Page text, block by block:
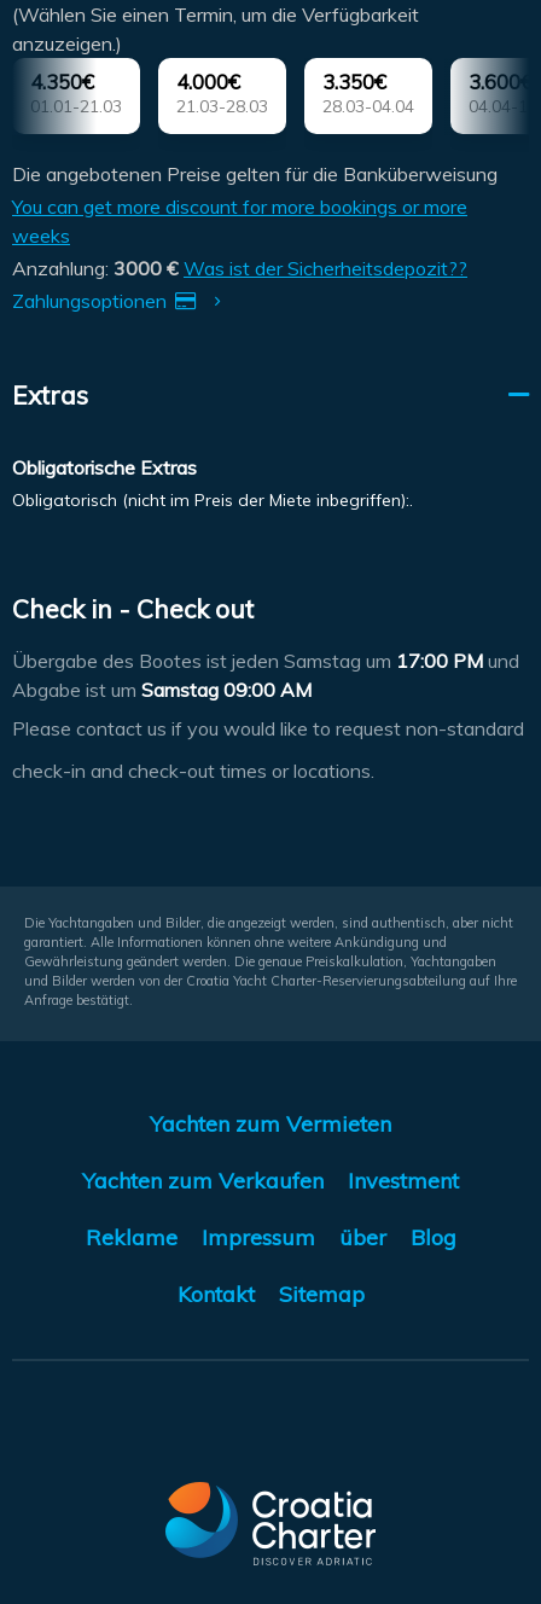
(Wählen Sie einen Termin, um die Verfügbarkeit
anzuzeigen.)
4.350€
01.01-21.03
4.000€
21.03-28.03
3.350€
28.03-04.04
3.600€
04.04-
Die angebotenen Preise gelten für die Banküberweisung
You can get more discount for more bookings or more
weeks
Anzahlung: 3000 € Was ist der Sicherheitsdepozit??
Zahlungsoptionen
Extras
Obligatorische Extras
Obligatorisch (nicht im Preis der Miete inbegriffen):.
Check in - Check out
Übergabe des Bootes ist jeden Samstag um 17:00 PM und
Abgabe ist um Samstag 09:00 AM
Please contact us if you would like to request non-standard
check-in and check-out times or locations.
Die Yachtangaben und Bilder, die angezeigt werden, sind authentisch, aber nicht
garantiert. Alle Informationen können ohne weitere Ankündigung und
Gewährleistung geändert werden. Die genaue Preiskalkulation, Yachtangaben
und Bilder werden von der Croatia Yacht Charter-Reservierungsabteilung auf Ihre
Anfrage bestätigt.
Yachten zum Vermieten
Yachten zum Verkaufen Investment
Reklame Impressum über Blog
Kontakt Sitemap